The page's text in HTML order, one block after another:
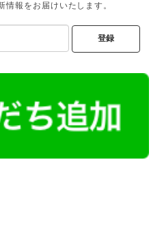
報をお届けいたします。
登録